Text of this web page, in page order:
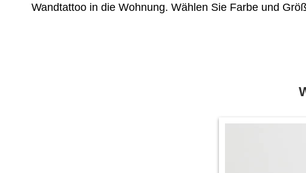
Wandtattoo in die Wohnung. Wählen Sie Farbe und